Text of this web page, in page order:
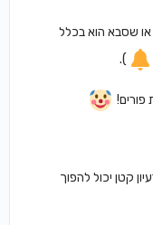
או שסבא הוא בכלל
).
קטן יכול להפוך